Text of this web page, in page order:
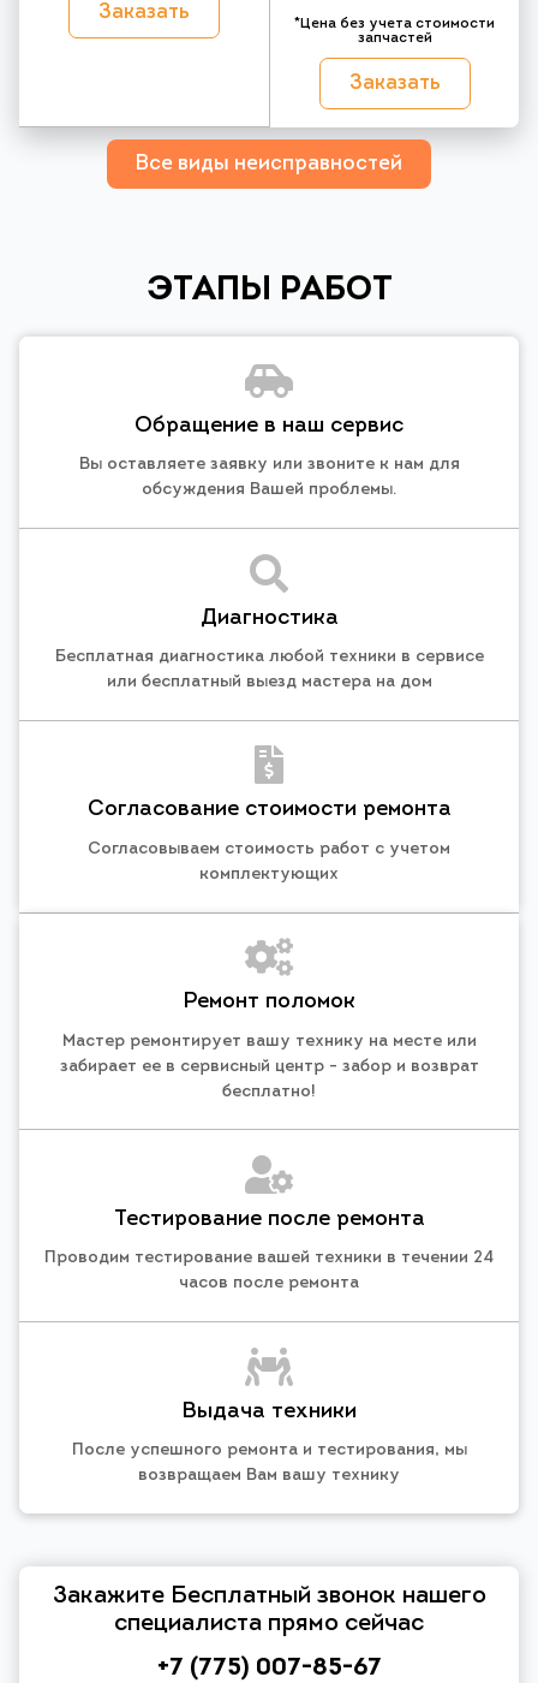
Заказать
*Цена без учета стоимости
запчастей
Заказать
Все виды неисправностей
ЭТАПЫ РАБОТ
Обращение в наш сервис
Вы оставляете заявку или звоните к нам для
обсуждения Вашей проблемы.
Диагностика
Бесплатная диагностика любой техники в сервисе
или бесплатный выезд мастера на дом
Согласование стоимости ремонта
Согласовываем стоимость работ с учетом
комплектующих
Ремонт поломок
Мастер ремонтирует вашу технику на месте или
забирает ее в сервисный центр - забор и возврат
бесплатно!
Тестирование после ремонта
Проводим тестирование вашей техники в течении 24
часов после ремонта
Выдача техники
После успешного ремонта и тестирования, мы
возвращаем Вам вашу технику
Закажите Бесплатный звонок нашего
специалиста прямо сейчас
+7 (775) 007-85-67